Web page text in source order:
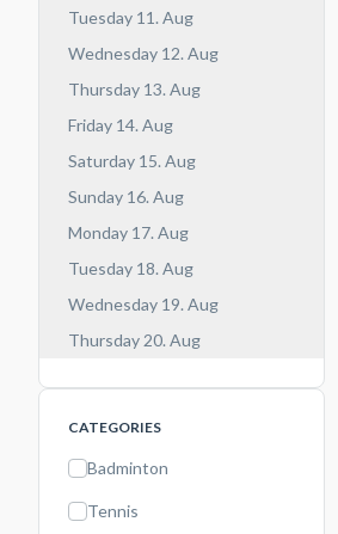
Tuesday 11. Aug
Wednesday 12. Aug
Thursday 13. Aug
Friday 14. Aug
Saturday 15. Aug
Sunday 16. Aug
Monday 17. Aug
Tuesday 18. Aug
Wednesday 19. Aug
Thursday 20. Aug
CATEGORIES
Badminton
Tennis